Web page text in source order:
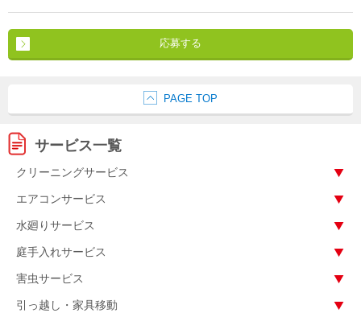
応募する
PAGE TOP
サービス一覧
クリーニングサービス
エアコンサービス
水廻りサービス
庭手入れサービス
害虫サービス
引っ越し・家具移動